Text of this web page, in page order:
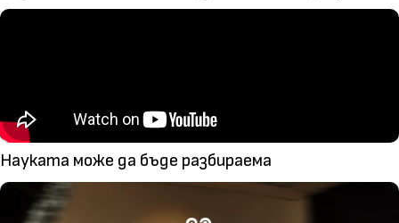
Науката може да бъде разбираема